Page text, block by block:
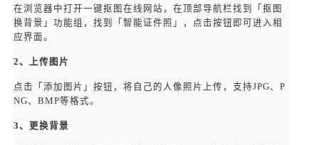
在浏览器中打开一键抠图在线网站，在顶部导航栏找到「抠图
换背景」功能组，找到「智能证件照」，点击按钮即可进入相
应界面。
2、上传图片
点击「添加图片」按钮，将自己的人像照片上传，支持JPG、P
NG、BMP等格式。
3、更换背景